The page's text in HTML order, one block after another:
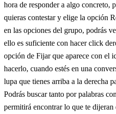
hora de responder a algo concreto,
quieras contestar y elige la opción
en las opciones del grupo, podrás
ello es suficiente con hacer click
opción de Fijar que aparece con el
hacerlo, cuando estés en una
lupa que tienes arriba a la derecha
Podrás buscar tanto por palabras
permitirá encontrar lo que te dijeran